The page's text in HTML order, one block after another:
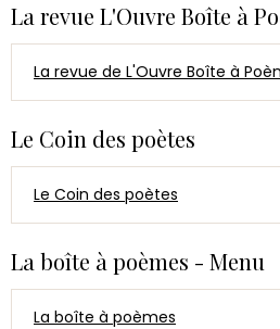
La revue L'Ouvre Boîte à
La revue de L'Ouvre Boîte à
Le Coin des poètes
Le Coin des poètes
La boîte à poèmes - Menu
La boîte à poèmes